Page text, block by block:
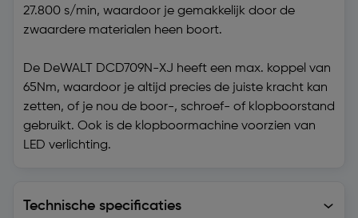
27.800 s/min, waardoor je gemakkelijk door de
zwaardere materialen heen boort.
De DeWALT DCD709N-XJ heeft een max. koppel van
65Nm, waardoor je altijd precies de juiste kracht kan
zetten, of je nou de boor-, schroef- of klopboorstand
gebruikt. Ook is de klopboormachine voorzien van
LED verlichting.
Technische specificaties